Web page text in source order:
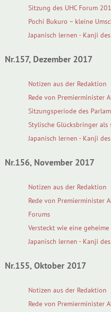
Sitzung des UHC Forum
Pochi Bukuro – kleine
Japanisch lernen - Kanji
Nr.157, Dezember 2017
Notizen aus der Redaktion
Rede von Premierminister
Sitzungsperiode des
Stylische Glücksbringer
Japanisch lernen - Kanji
Nr.156, November 2017
Notizen aus der Redaktion
Rede von Premierminister
Forums
Versteckt wie eine
Japanisch lernen - Kanji
Nr.155, Oktober 2017
Notizen aus der Redaktion
Rede von Premierminister